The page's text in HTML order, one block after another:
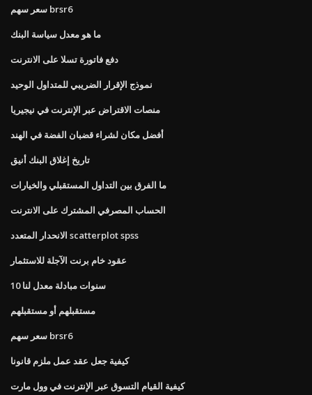
سعر سهم brsr6
ما هو معدل سياسة البنك
دفع فاتورة تسلا على الانترنت
نموذج الإقرار الضريبي للمتداول الوحيد
منصات الاقتراض عبر الإنترنت في نيجيريا
أفضل مكان لشراء قضبان الفضة في الهند
تاريخ إغلاق البنك أنيق
ما الفرق بين التداول المستقبلي والخيارات
الحساب المصرفي المشترك على الانترنت
الانحدار المتعدد scatterplot spss
عقود خام برنت الآجلة للاستثمار
10 سنوات مبادلة معدل لنا
مستقبلهم أو مستقبلهم
سعر سهم brsr6
كيفية جعل عقد عمل ملزم قانونا
كيفية القيام التسوق عبر الإنترنت في وول مارت